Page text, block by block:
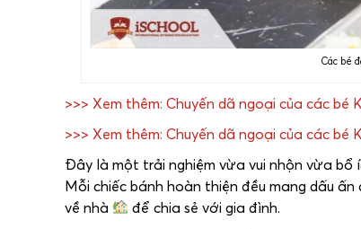
Các bé
>>> Xem thêm: Chuyến dã ngoại của các bé
>>> Xem thêm: Chuyến dã ngoại của các bé
Đây là một trải nghiệm vừa vui nhộn vừa bổ
Mỗi chiếc bánh hoàn thiện đều mang dấu
về nhà
để chia sẻ với gia đình.